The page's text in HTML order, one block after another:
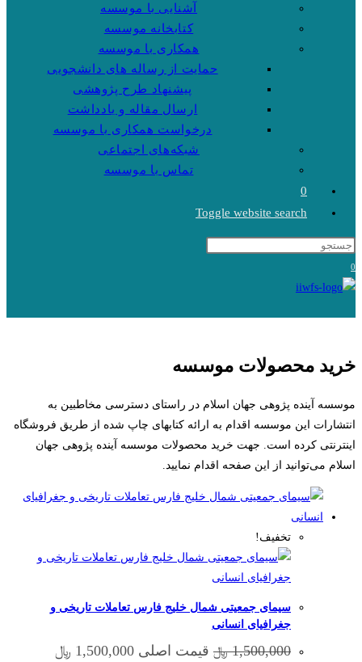
آشنایی با موسسه
کتابخانه موسسه
همکاری با موسسه
حمایت از رساله های دانشجویی
پیشنهاد طرح پژوهشی
ارسال مقاله و یادداشت
درخواست همکاری با موسسه
شبکه‌های اجتماعی
تماس با موسسه
0
Toggle website search
0
خرید محصولات موسسه
موسسه آینده پژوهی جهان اسلام در راستای دسترسی مخاطبین به
انتشارات این موسسه اقدام به ارائه کتاب­های چاپ شده از طریق فروشگاه
اینترنتی کرده است. جهت خرید محصولات موسسه آینده پژوهی جهان
اسلام می‌توانید از این صفحه اقدام نمایید.
تخفیف!
سیمای جمعیتی شمال خلیج فارس تعاملات تاریخی و
جغرافیای انسانی
1,500,000 ﷼
قیمت اصلی 1,500,000 ﷼